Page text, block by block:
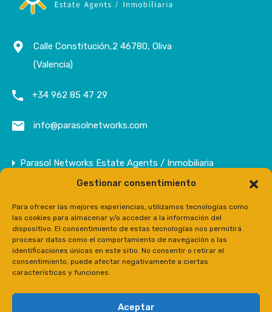
Gestionar consentimiento
Para ofrecer las mejores experiencias, utilizamos tecnologías como
las cookies para almacenar y/o acceder a la información del
dispositivo. El consentimiento de estas tecnologías nos permitirá
procesar datos como el comportamiento de navegación o las
identificaciones únicas en este sitio. No consentir o retirar el
consentimiento, puede afectar negativamente a ciertas
características y funciones.
Aceptar
Calle Constitución,2 46780, Oliva
(Valencia)
+34 962 85 47 29
info@parasolnetworks.com
Parasol Networks Estate Agents / Inmobiliaria
Inmuebles
Contacto
Prensa